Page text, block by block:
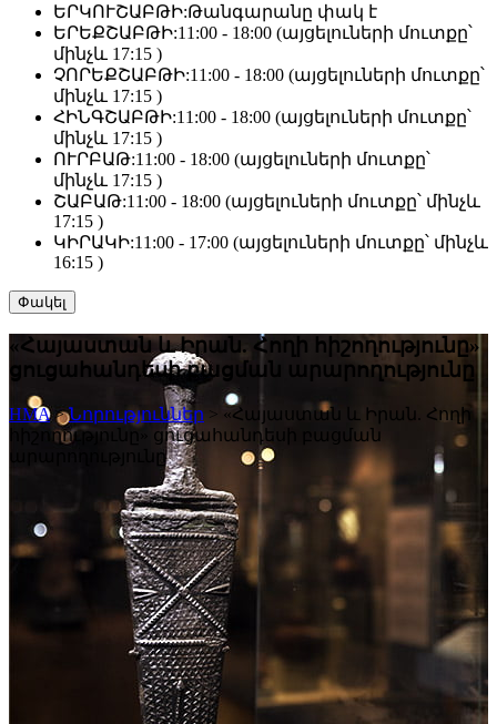
ԵՐԿՈՒՇԱԲԹԻ:Թանգարանը փակ է
ԵՐԵՔՇԱԲԹԻ:11:00 - 18:00 (այցելուների մուտքը՝
մինչև 17:15 )
ՉՈՐԵՔՇԱԲԹԻ:11:00 - 18:00 (այցելուների մուտքը՝
մինչև 17:15 )
ՀԻՆԳՇԱԲԹԻ:11:00 - 18:00 (այցելուների մուտքը՝
մինչև 17:15 )
ՈՒՐԲԱԹ:11:00 - 18:00 (այցելուների մուտքը՝
մինչև 17:15 )
ՇԱԲԱԹ:11:00 - 18:00 (այցելուների մուտքը՝ մինչև
17:15 )
ԿԻՐԱԿԻ:11:00 - 17:00 (այցելուների մուտքը՝ մինչև
16:15 )
Փակել
«Հայաստան և Իրան. Հողի հիշողությունը»
ցուցահանդեսի բացման արարողությունը
HMA>Նորություններ > «Հայաստան և Իրան. Հողի
հիշողությունը» ցուցահանդեսի բացման
արարողությունը